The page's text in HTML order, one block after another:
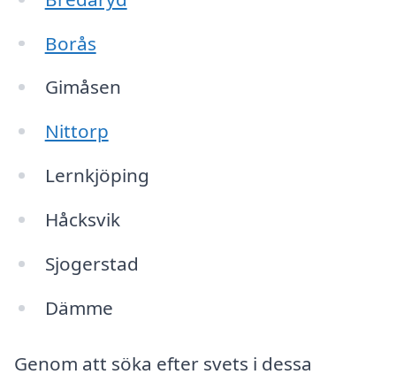
Borås
Gimåsen
Nittorp
Lernkjöping
Håcksvik
Sjogerstad
Dämme
Genom att söka efter svets i dessa